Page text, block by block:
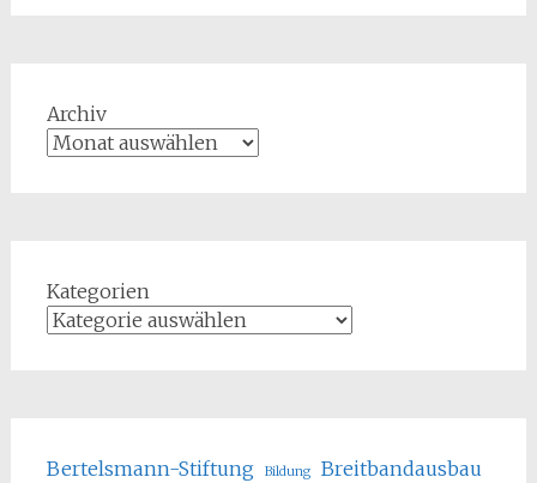
Archiv
Kategorien
Bertelsmann-Stiftung Bildung
Breitbandausbau